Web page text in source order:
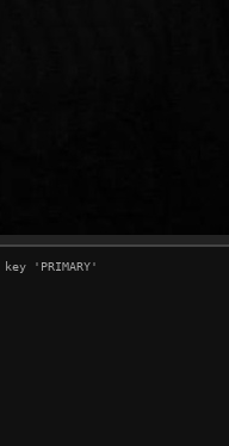
'PRIMARY'